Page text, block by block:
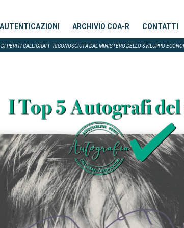
AUTENTICAZIONI ARCHIVIO COA-R CONTATTI
PERITI CALLIGRAFI - RICONOSCIUTA DAL MINISTERO DELLO SVILUPPO